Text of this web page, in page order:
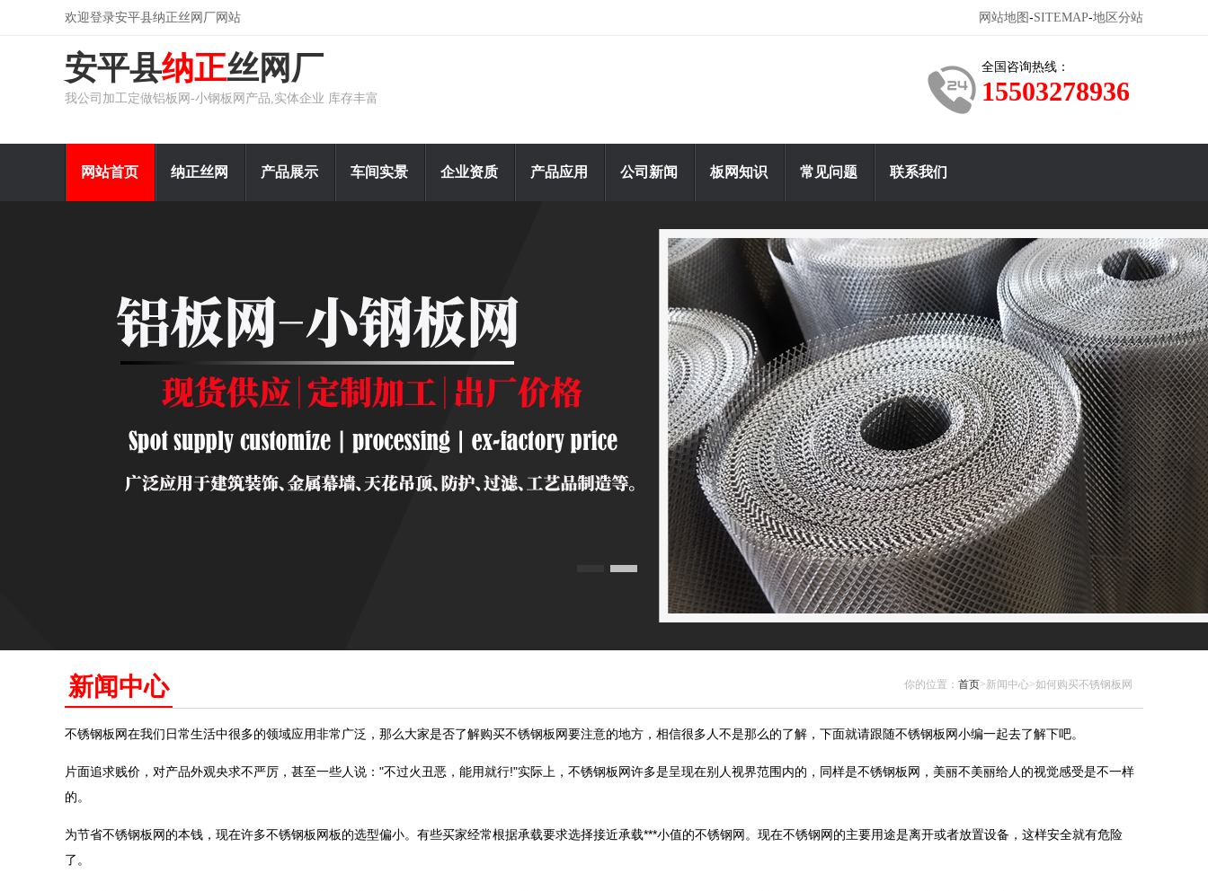
欢迎登录安平县纳正丝网厂网站 网站地图 -SITEMAP-地区分站
安平县纳正丝网厂
我公司加工定做铝板网-小钢板网产品,实体企业 库存丰富
全国咨询热线：
15503278936
网站首页 纳正丝网 产品展示 车间实景 企业资质 产品应用 公司新闻 板网知识 常见问题 联系我们
新闻中心 你的位置： 首页>新闻中心>如何购买不锈钢板网
不锈钢板网在我们日常生活中很多的领域应用非常广泛，那么大家是否了解购买不锈钢板网要注意的地方，相信很多人不是那么的了解，下面就请跟随不锈钢板网小编一起去了解下吧。
片面追求贱价，对产品外观央求不严厉，甚至一些人说："不过火丑恶，能用就行!"实际上，不锈钢板网许多是呈现在别人视界范围内的，同样是不锈钢板网，美丽不美丽给人的视觉感受是不一样
的。
为节省不锈钢板网的本钱，现在许多不锈钢板网板的选型偏小。有些买家经常根据承载要求选择接近承载***小值的不锈钢网。现在不锈钢网的主要用途是离开或者放置设备，这样安全就有危险
了。